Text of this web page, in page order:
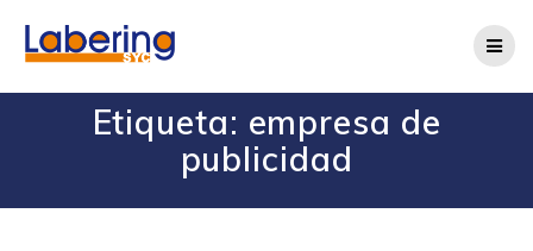
Etiqueta: empresa de
publicidad